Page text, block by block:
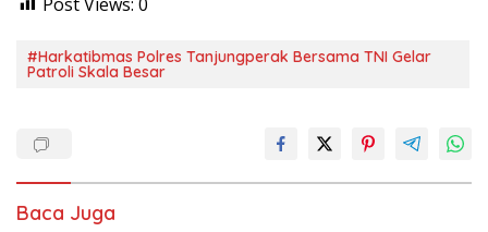
#Harkatibmas Polres Tanjungperak Bersama TNI Gelar
Patroli Skala Besar
Baca Juga